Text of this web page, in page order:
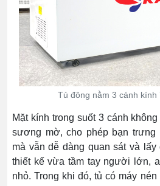
Tủ đông nằm 3 cánh kính
Mặt kính trong suốt 3 cánh
sương mờ, cho phép bạn trưng
mà vẫn dễ dàng quan sát và
thiết kế vừa tầm tay người lớn,
nhỏ. Trong khi đó, tủ có máy